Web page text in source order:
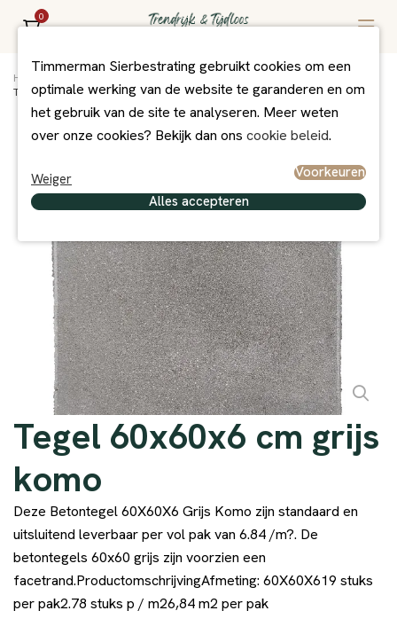
0
Home Betontegels
Tegel 60x60x6 cm grijs komo
Tegel 60x60x6 cm grijs
komo
Deze Betontegel 60X60X6 Grijs Komo zijn standaard en
uitsluitend leverbaar per vol pak van 6.84 /m?. De
betontegels 60x60 grijs zijn voorzien een
facetrand.ProductomschrijvingAfmeting: 60X60X619 stuks
per pak2.78 stuks p / m26,84 m2 per pak
Timmerman Sierbestrating gebruikt cookies om een
optimale werking van de website te garanderen en om
het gebruik van de site te analyseren. Meer weten
over onze cookies? Bekijk dan ons cookie beleid.
Weiger
Voorkeuren
Alles accepteren